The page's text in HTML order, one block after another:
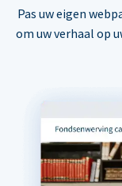
Pas uw eigen
om uw verhaal op